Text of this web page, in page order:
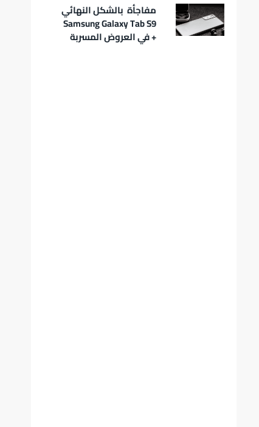
مفاجأة بالشكل النهائي
Samsung Galaxy Tab S9
+ في العروض المسربة